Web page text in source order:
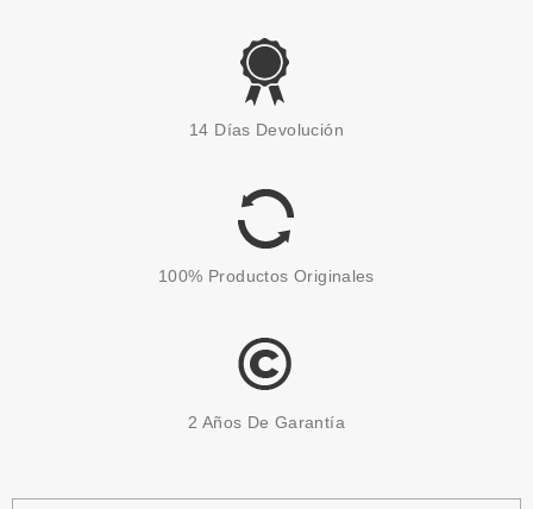
14 Días Devolución
100% Productos Originales
2 Años De Garantía